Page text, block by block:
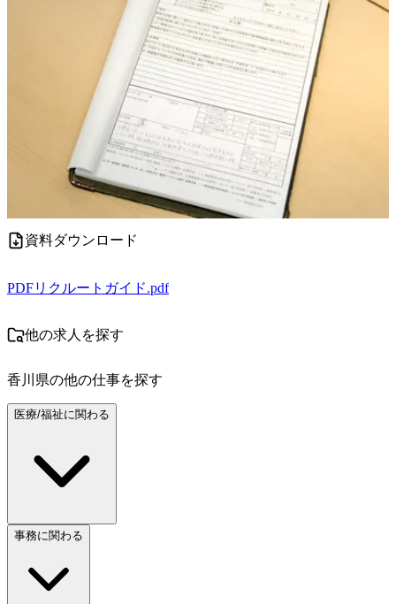
資料ダウンロード
PDFリクルートガイド.pdf
他の求人を探す
香川県の他の仕事を探す
医療/福祉に関わる
事務に関わる